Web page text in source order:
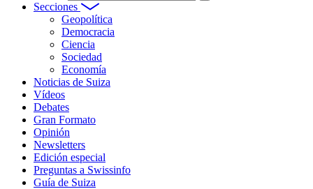
Secciones
Geopolítica
Democracia
Ciencia
Sociedad
Economía
Noticias de Suiza
Vídeos
Debates
Gran Formato
Opinión
Newsletters
Edición especial
Preguntas a Swissinfo
Guía de Suiza